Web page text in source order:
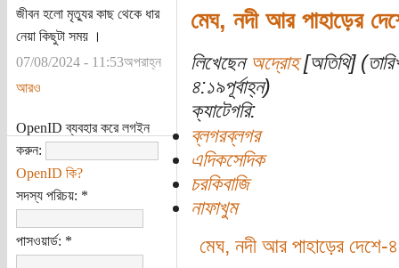
জীবন হলো মৃত্যুর কাছ থেকে ধার
নেয়া কিছুটা সময় ।
07/08/2024 - 11:53অপরাহ্ন
আরও
OpenID ব্যবহার করে লগইন
করুন:
OpenID কি?
সদস্য পরিচয়: *
পাসওয়ার্ড: *
মেঘ, নদী আর পাহাড়ের
লিখেছেন অদ্রোহ[অতিথি]
৪:১৯পূর্বাহ্ন)
ক্যাটেগরি:
ব্লগরব্লগর
এদিকসেদিক
চরকিবাজি
নাফাখুম
মেঘ, নদী আর পাহাড়ের দেশে-৪